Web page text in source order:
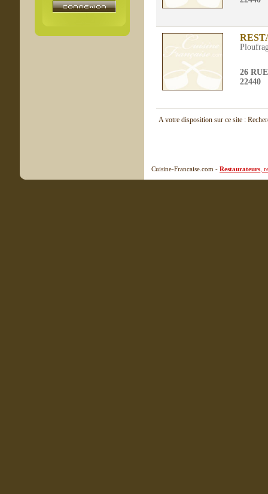
26
22440
A votre disposition sur ce site :
Cuisine-Francaise.com - Restaurateurs ,